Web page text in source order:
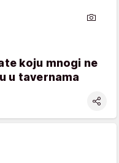
koju mnogi ne
u tavernama